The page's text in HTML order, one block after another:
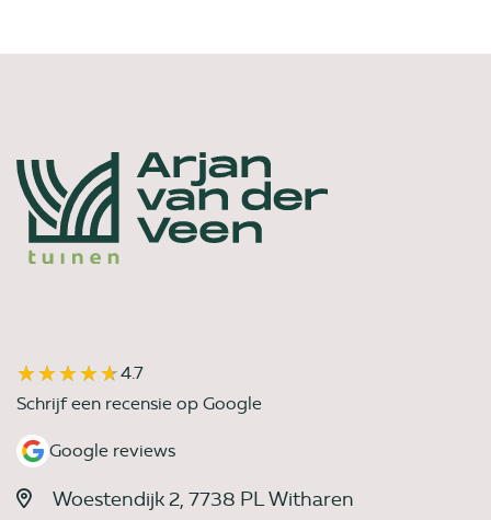
★★★★★
★★★★★4.7
Schrijf een recensie op Google
Google reviews
Woestendijk 2, 7738 PL Witharen